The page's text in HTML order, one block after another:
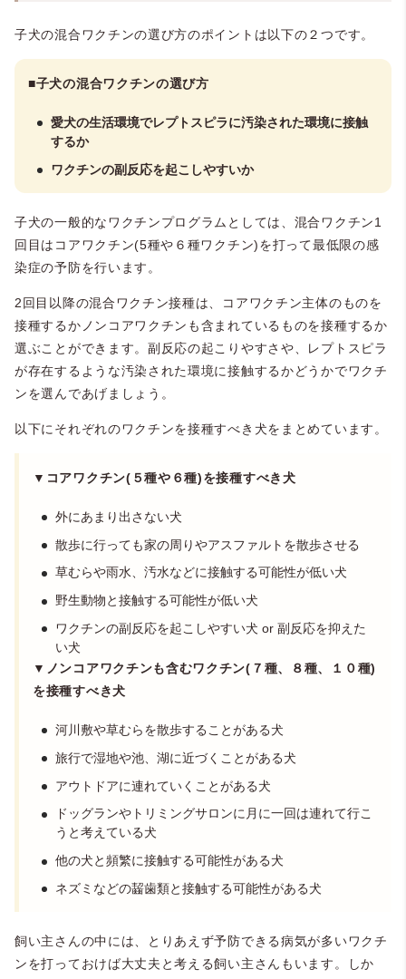
子犬の混合ワクチンの選び方のポイントは以下の２つです。
■子犬の混合ワクチンの選び方
愛犬の生活環境でレプトスピラに汚染された環境に接触
するか
ワクチンの副反応を起こしやすいか
子犬の一般的なワクチンプログラムとしては、混合ワクチン1
回目はコアワクチン(5種や６種ワクチン)を打って最低限の感
染症の予防を行います。
2回目以降の混合ワクチン接種は、コアワクチン主体のものを
接種するかノンコアワクチンも含まれているものを接種するか
選ぶことができます。副反応の起こりやすさや、レプトスピラ
が存在するような汚染された環境に接触するかどうかでワクチ
ンを選んであげましょう。
以下にそれぞれのワクチンを接種すべき犬をまとめています。
▼コアワクチン(５種や６種)を接種すべき犬
外にあまり出さない犬
散歩に行っても家の周りやアスファルトを散歩させる
草むらや雨水、汚水などに接触する可能性が低い犬
野生動物と接触する可能性が低い犬
ワクチンの副反応を起こしやすい犬 or 副反応を抑えた
い犬
▼ノンコアワクチンも含むワクチン(７種、８種、１０種)
を接種すべき犬
河川敷や草むらを散歩することがある犬
旅行で湿地や池、湖に近づくことがある犬
アウトドアに連れていくことがある犬
ドッグランやトリミングサロンに月に一回は連れて行こ
うと考えている犬
他の犬と頻繁に接触する可能性がある犬
ネズミなどの齧歯類と接触する可能性がある犬
飼い主さんの中には、とりあえず予防できる病気が多いワクチ
ンを打っておけば大丈夫と考える飼い主さんもいます。しか